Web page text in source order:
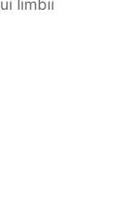
limbii